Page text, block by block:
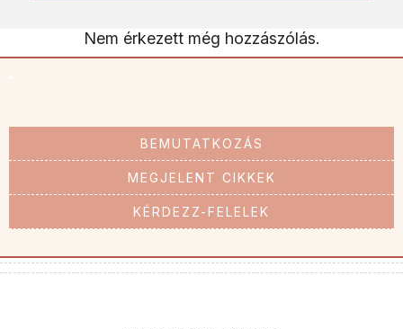
Nem érkezett még hozzászólás.
BEMUTATKOZÁS
MEGJELENT CIKKEK
KÉRDEZZ-FELELEK